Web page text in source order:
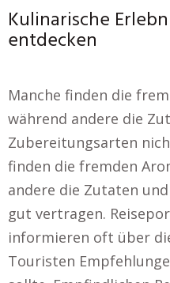
Kulinarische
entdecken
Manche finden die
während andere die
Zubereitungsarten
finden die fremden
andere die Zutaten
gut vertragen.
informieren oft über
Touristen